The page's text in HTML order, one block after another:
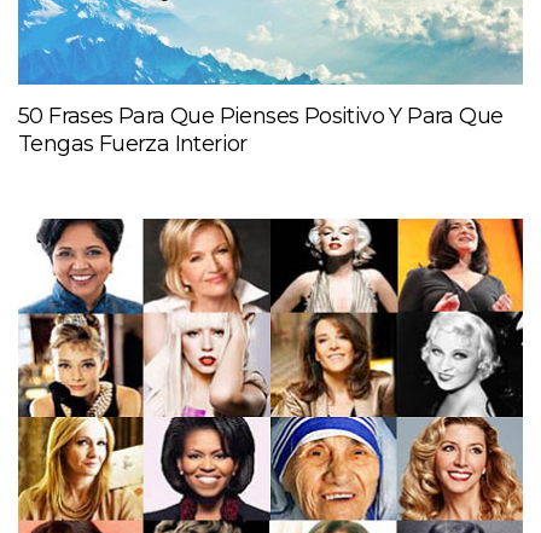
50 Frases Para Que Pienses Positivo Y Para Que
Tengas Fuerza Interior